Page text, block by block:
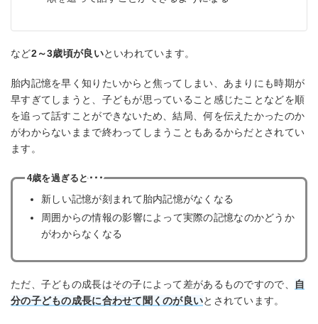
など2～3歳頃が良いといわれています。
胎内記憶を早く知りたいからと焦ってしまい、あまりにも時期が
早すぎてしまうと、子どもが思っていること感じたことなどを順
を追って話すことができないため、結局、何を伝えたかったのか
がわからないままで終わってしまうこともあるからだとされてい
ます。
4歳を過ぎると･･･
新しい記憶が刻まれて胎内記憶がなくなる
周囲からの情報の影響によって実際の記憶なのかどうか
がわからなくなる
ただ、子どもの成長はその子によって差があるものですので、
自
分の子どもの成長に合わせて聞くのが良いとされています。